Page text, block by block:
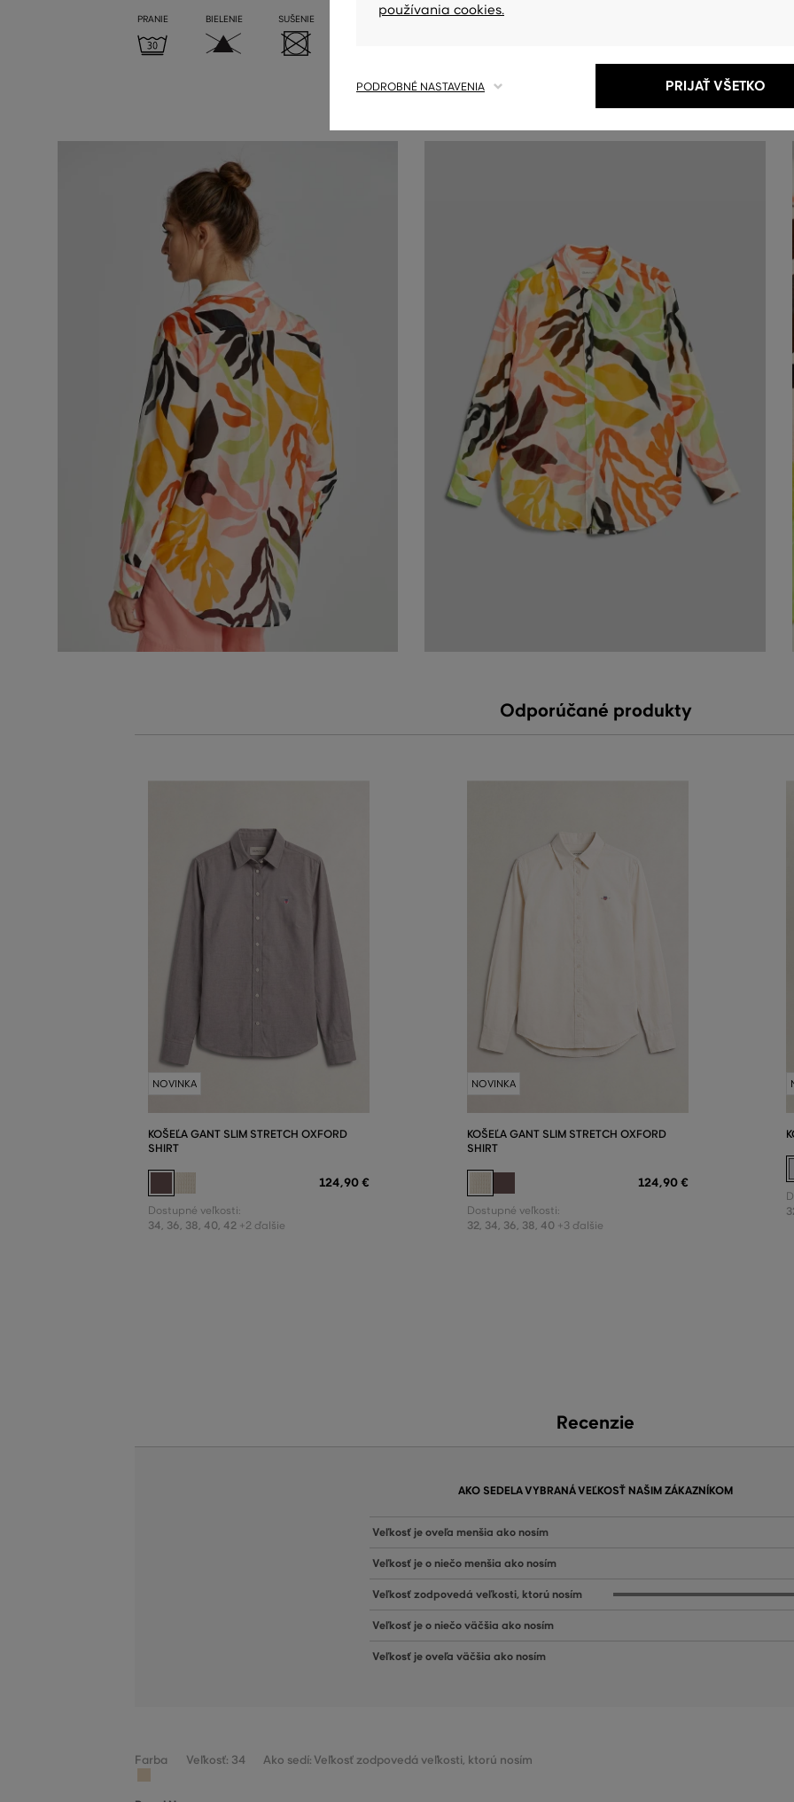
PRANIE BIELENIE SUŠENIE ŽEHLENIE ČISTENIE
Odporúčané produkty
NOVINKA
KOŠEĽA GANT SLIM STRETCH OXFORD
SHIRT
124,90 €
Dostupné veľkosti:
34, 36, 38, 40, 42 +2 ďalšie
NOVINKA
KOŠEĽA GANT SLIM STRETCH OXFORD
SHIRT
124,90 €
Dostupné veľkosti:
32, 34, 36, 38, 40 +3 ďalšie
Recenzie
AKO SEDELA VYBRANÁ VEĽKOSŤ NAŠIM ZÁKAZNÍKOM
Veľkosť je oveľa menšia ako nosím
Veľkosť je o niečo menšia ako nosím
Veľkosť zodpovedá veľkosti, ktorú nosím
Veľkosť je o niečo väčšia ako nosím
Veľkosť je oveľa väčšia ako nosím
Farba Veľkosť: 34 Ako sedí: Veľkosť zodpovedá veľkosti, ktorú nosím
používania cookies.
PODROBNÉ NASTAVENIA PRIJAŤ VŠETKO